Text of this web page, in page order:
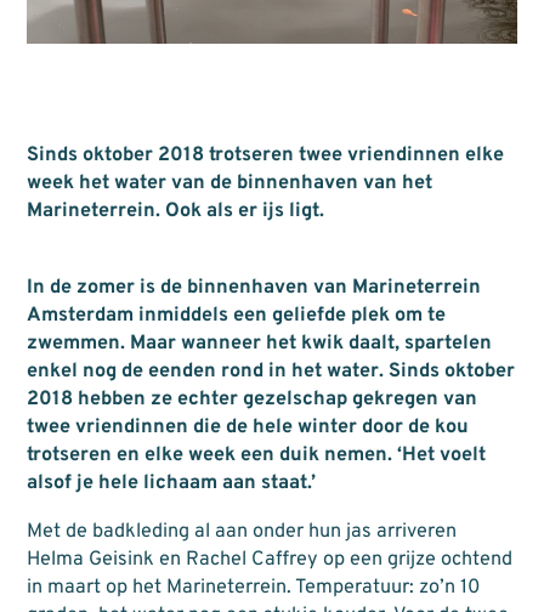
Sinds oktober 2018 trotseren twee vriendinnen elke
week het water van de binnenhaven van het
Marineterrein. Ook als er ijs ligt.
In de zomer is de binnenhaven van Marineterrein
Amsterdam inmiddels een geliefde plek om te
zwemmen. Maar wanneer het kwik daalt, spartelen
enkel nog de eenden rond in het water. Sinds oktober
2018 hebben ze echter gezelschap gekregen van
twee vriendinnen die de hele winter door de kou
trotseren en elke week een duik nemen. ‘Het voelt
alsof je hele lichaam aan staat.’
Met de badkleding al aan onder hun jas arriveren
Helma Geisink en Rachel Caffrey op een grijze ochtend
in maart op het Marineterrein. Temperatuur: zo’n 10